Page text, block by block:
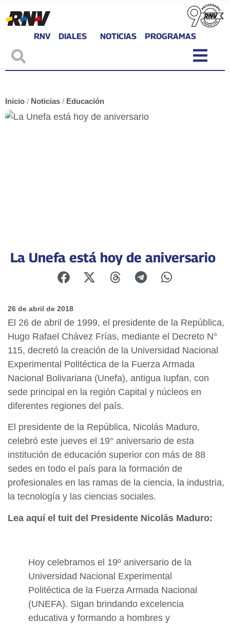
RNV DIALES NOTICIAS PROGRAMAS
Inicio / Noticias / Educación
La Unefa está hoy de aniversario
26 de abril de 2018
El 26 de abril de 1999, el presidente de la República,
Hugo Rafael Chávez Frías, mediante el Decreto N°
115, decretó la creación de la Universidad Nacional
Experimental Politéctica de la Fuerza Armada
Nacional Bolivariana (Unefa), antigua Iupfan, con
sede principal en la región Capital y núcleos en
diferentes regiones del país.
El presidente de la República, Nicolás Maduro,
celebró este jueves el 19° aniversario de esta
institución de educación superior con más de 88
sedes en todo el país para la formación de
profesionales en las ramas de la ciencia, la industria,
la tecnología y las ciencias sociales.
Lea aquí el tuit del Presidente Nicolás Maduro:
Hoy celebramos el 19º aniversario de la
Universidad Nacional Experimental
Politéctica de la Fuerza Armada Nacional
(UNEFA). Sigan brindando excelencia
educativa y formando a hombres y